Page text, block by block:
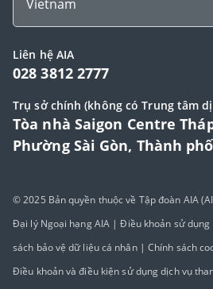
Vietnam
Liên hệ AIA
028 3812 2777
Trụ sở chính (không có Trung tâm
Tòa nhà Saigon Centre
Phường Sài Gòn, Thành
© 2025 Bản quyền thuộc về Tập đoàn AIA
Đại lý Ngoại hạng AIA |Điều khoản sử dụng
sách bảo vệ dữ liệu cá nhân|Chính sách
Điều khoản và điều kiện sử dụng dịch vụ